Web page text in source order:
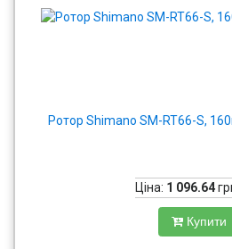
Ротор Shimano SM-RT66-S,
Ціна: 1 096.64
Купити